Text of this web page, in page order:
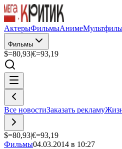
АктерыФильмыАниме
Фильмы
$=80,93|€=93,19
Все новостиЗаказать рекламу
$=80,93|€=93,19
Фильмы04.03.2014 в 10:27